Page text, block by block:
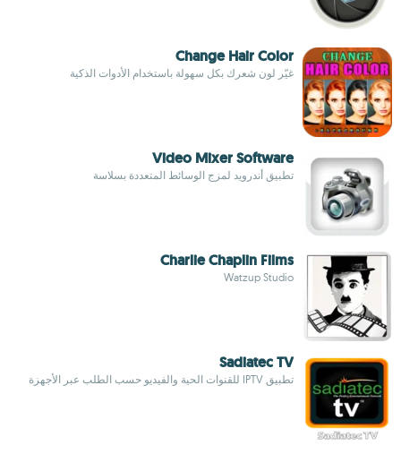
Change Hair Color
غيّر لون شعرك بكل سهولة باستخدام الأدوات الذكية
Video Mixer Software
تطبيق أندرويد لمزج الوسائط المتعددة بسلاسة
Charlie Chaplin Films
Watzup Studio
Sadiatec TV
تطبيق IPTV للقنوات الحية والفيديو حسب الطلب عبر الأجهزة